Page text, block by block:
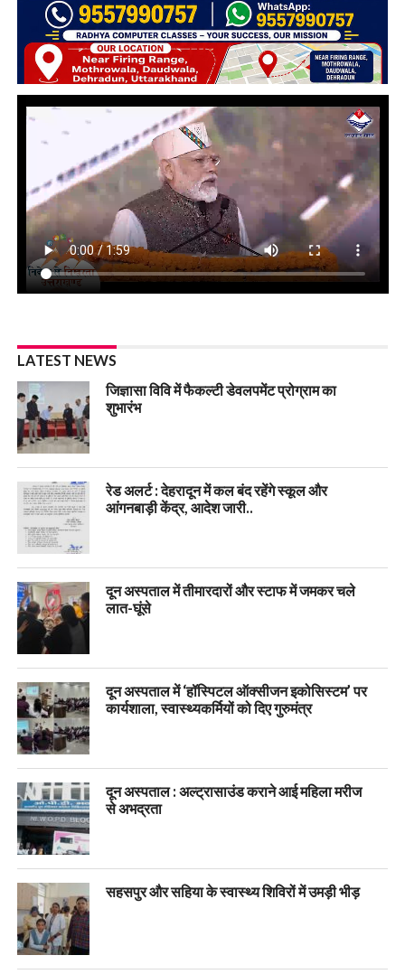
LATEST NEWS
जिज्ञासा विवि में फैकल्टी डेवलपमेंट प्रोग्राम का
शुभारंभ
रेड अलर्ट : देहरादून में कल बंद रहेंगे स्कूल और
आंगनबाड़ी केंद्र, आदेश जारी..
दून अस्पताल में तीमारदारों और स्टाफ में जमकर चले
लात-घूंसे
दून अस्पताल में ‘हॉस्पिटल ऑक्सीजन इकोसिस्टम’ पर
कार्यशाला, स्वास्थ्यकर्मियों को दिए गुरुमंत्र
दून अस्पताल : अल्ट्रासाउंड कराने आई महिला मरीज
से अभद्रता
सहसपुर और सहिया के स्वास्थ्य शिविरों में उमड़ी भीड़